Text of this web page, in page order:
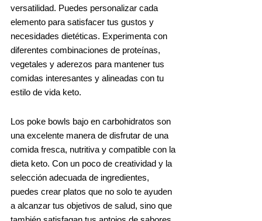
versatilidad. Puedes personalizar cada
elemento para satisfacer tus gustos y
necesidades dietéticas. Experimenta con
diferentes combinaciones de proteínas,
vegetales y aderezos para mantener tus
comidas interesantes y alineadas con tu
estilo de vida keto.
Los poke bowls bajo en carbohidratos son
una excelente manera de disfrutar de una
comida fresca, nutritiva y compatible con la
dieta keto. Con un poco de creatividad y la
selección adecuada de ingredientes,
puedes crear platos que no solo te ayuden
a alcanzar tus objetivos de salud, sino que